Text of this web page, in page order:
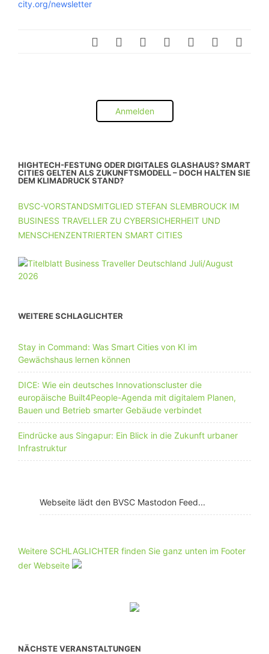
city.org/newsletter
Anmelden
HIGHTECH-FESTUNG ODER DIGITALES GLASHAUS? SMART
CITIES GELTEN ALS ZUKUNFTSMODELL – DOCH HALTEN SIE
DEM KLIMADRUCK STAND?
BVSC-VORSTANDSMITGLIED STEFAN SLEMBROUCK IM
BUSINESS TRAVELLER ZU CYBERSICHERHEIT UND
MENSCHENZENTRIERTEN SMART CITIES
WEITERE SCHLAGLICHTER
Stay in Command: Was Smart Cities von KI im
Gewächshaus lernen können
DICE: Wie ein deutsches Innovationscluster die
europäische Built4People-Agenda mit digitalem Planen,
Bauen und Betrieb smarter Gebäude verbindet
Eindrücke aus Singapur: Ein Blick in die Zukunft urbaner
Infrastruktur
Webseite lädt den BVSC Mastodon Feed...
Weitere SCHLAGLICHTER finden Sie ganz unten im Footer
der Webseite
NÄCHSTE VERANSTALTUNGEN